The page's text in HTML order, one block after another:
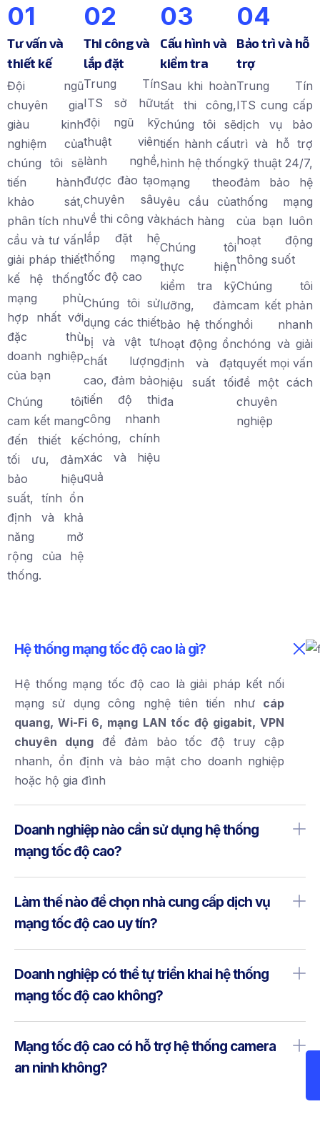
01
Tư vấn và
thiết kế
Đội ngũ
chuyên gia
giàu kinh
nghiệm của
chúng tôi sẽ
tiến hành
khảo sát,
phân tích nhu
cầu và tư vấn
giải pháp thiết
kế hệ thống
mạng phù
hợp nhất với
đặc thù
doanh nghiệp
của bạn
Chúng tôi
cam kết mang
đến thiết kế
tối ưu, đảm
bảo hiệu
suất, tính ổn
định và khả
năng mở
rộng của hệ
thống.
02
Thi công và
lắp đặt
Trung Tín
ITS sở hữu
đội ngũ kỹ
thuật viên
lành nghề,
được đào tạo
chuyên sâu
về thi công và
lắp đặt hệ
thống mạng
tốc độ cao
Chúng tôi sử
dụng các thiết
bị và vật tư
chất lượng
cao, đảm bảo
tiến độ thi
công nhanh
chóng, chính
xác và hiệu
quả
03
Cấu hình và
kiểm tra
Sau khi hoàn
tất thi công,
chúng tôi sẽ
tiến hành cấu
hình hệ thống
mạng theo
yêu cầu của
khách hàng
Chúng tôi
thực hiện
kiểm tra kỹ
lưỡng, đảm
bảo hệ thống
hoạt động ổn
định và đạt
hiệu suất tối
đa
04
Bảo trì và hỗ
trợ
Trung Tín
ITS cung cấp
dịch vụ bảo
trì và hỗ trợ
kỹ thuật 24/7,
đảm bảo hệ
thống mạng
của bạn luôn
hoạt động
thông suốt
Chúng tôi
cam kết phản
hồi nhanh
chóng và giải
quyết mọi vấn
đề một cách
chuyên
nghiệp
Hệ thống mạng tốc độ cao là gì?
Hệ thống mạng tốc độ cao là giải pháp kết nối
mạng sử dụng công nghệ tiên tiến như cáp
quang, Wi-Fi 6, mạng LAN tốc độ gigabit, VPN
chuyên dụngđể đảm bảo tốc độ truy cập
nhanh, ổn định và bảo mật cho doanh nghiệp
hoặc hộ gia đình
Doanh nghiệp nào cần sử dụng hệ thống
mạng tốc độ cao?
Làm thế nào để chọn nhà cung cấp dịch vụ
mạng tốc độ cao uy tín?
Doanh nghiệp có thể tự triển khai hệ thống
mạng tốc độ cao không?
Mạng tốc độ cao có hỗ trợ hệ thống camera
an ninh không?